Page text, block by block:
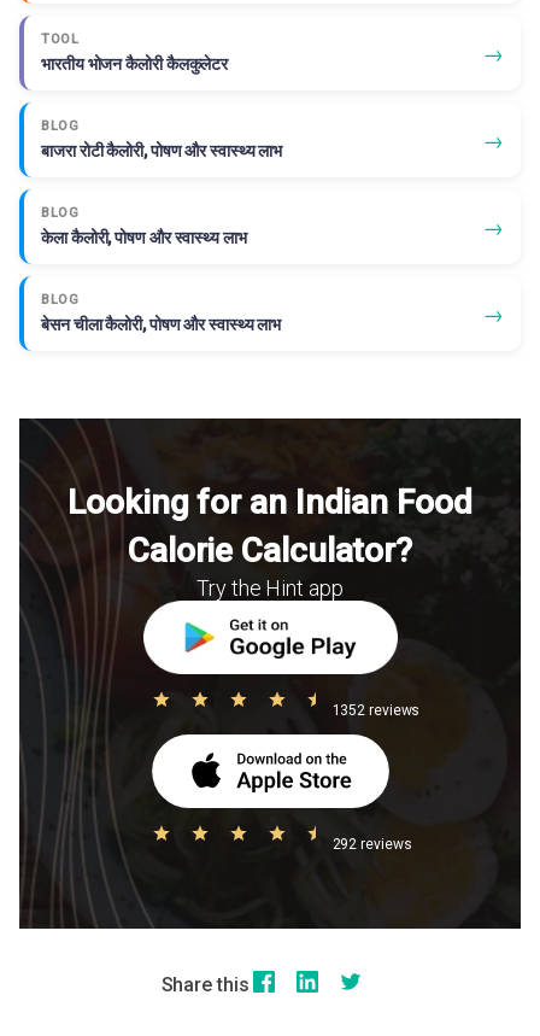
TOOL
भारतीय भोजन कैलोरी कैलकुलेटर →
BLOG
बाजरा रोटी कैलोरी, पोषण और स्वास्थ्य लाभ →
BLOG
केला कैलोरी, पोषण और स्वास्थ्य लाभ →
BLOG
बेसन चीला कैलोरी, पोषण और स्वास्थ्य लाभ →
Looking for an Indian Food
Calorie Calculator?
Try the Hint app
1352 reviews
292 reviews
Share this